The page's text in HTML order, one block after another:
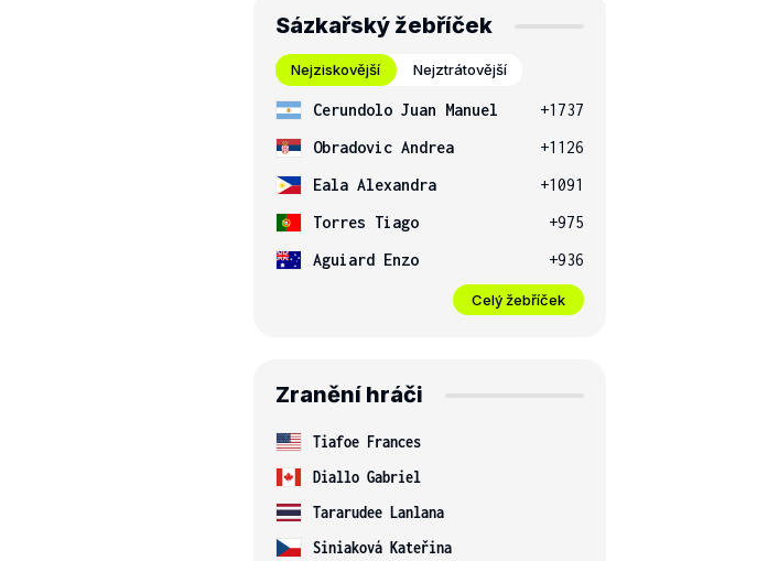
Sázkařský žebříček
Nejziskovější Nejztrátovější
Cerundolo Juan Manuel
+1737
Obradovic Andrea
+1126
Eala Alexandra
+1091
Torres Tiago
+975
Aguiard Enzo
+936
Celý žebříček
Zranění hráči
Tiafoe Frances
Diallo Gabriel
Tararudee Lanlana
Siniaková Kateřina